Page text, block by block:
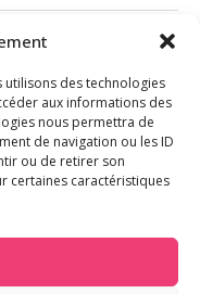
utilisons des technologies
aux informations des
nous permettra de
de navigation ou les ID
ou de retirer son
certaines caractéristiques